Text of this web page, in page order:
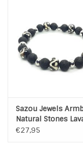
Sazou Jewels
Natural Stones
Bone
€27,95